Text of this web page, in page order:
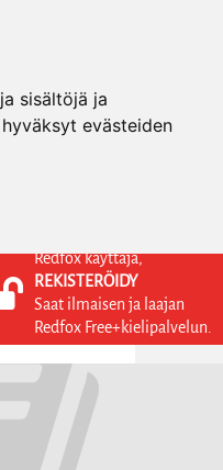
sisältöjä ja
evästeiden
KIRJAUDU SISÄÄN
REKISTERÖIDY
Redfox käyttäjä,
REKISTERÖIDY
Saat ilmaisen ja laajan
Redfox Free+kielipalvelun.